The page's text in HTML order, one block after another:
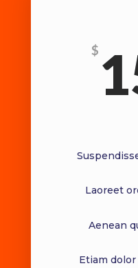
$
Laoreet
Aenean
Etiam